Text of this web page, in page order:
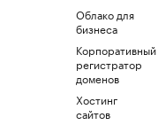
Облако для
бизнеса
Корпоративный
регистратор
доменов
Хостинг
сайтов